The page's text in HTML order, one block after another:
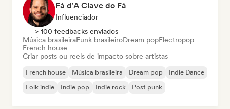
Fá d'A Clave do Fá
Influenciador
> 100 feedbacks enviados
Música brasileiraFunk brasileiroDream popElectropop
French house
Criar posts ou reels de impacto sobre artistas
French house Música brasileira Dream pop
Indie Dance
Folk indie
Indie pop Indie rock Post punk